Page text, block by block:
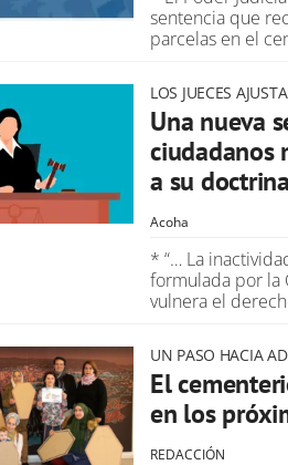
sentencia que
parcelas en el
LOS JUECES
Una nueva
ciudadanos
a su
Acoha
* “… La
formulada por la
vulnera el
UN PASO HACIA
El
en los
REDACCIÓN